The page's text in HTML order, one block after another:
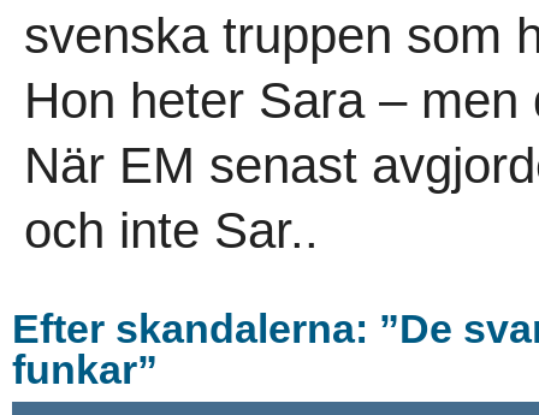
svenska truppen som
Hon heter Sara –
När EM senast
och inte Sar..
Efter skandalerna: ”De
funkar”